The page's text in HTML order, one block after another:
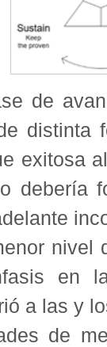
de
distinta
exitosa
debería
nivel
en
a las y
de